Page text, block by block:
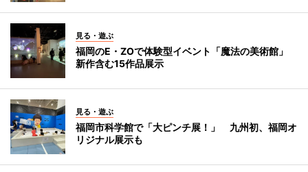
見る・遊ぶ
福岡のE・ZOで体験型イベント「魔法の美術館」
新作含む15作品展示
見る・遊ぶ
福岡市科学館で「大ピンチ展！」 九州初、福岡オ
リジナル展示も